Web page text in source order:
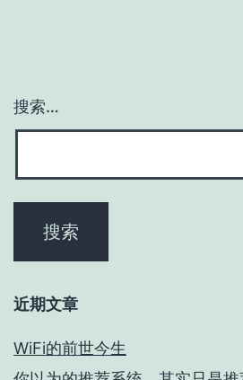
搜索…
近期文章
WiFi的前世今生